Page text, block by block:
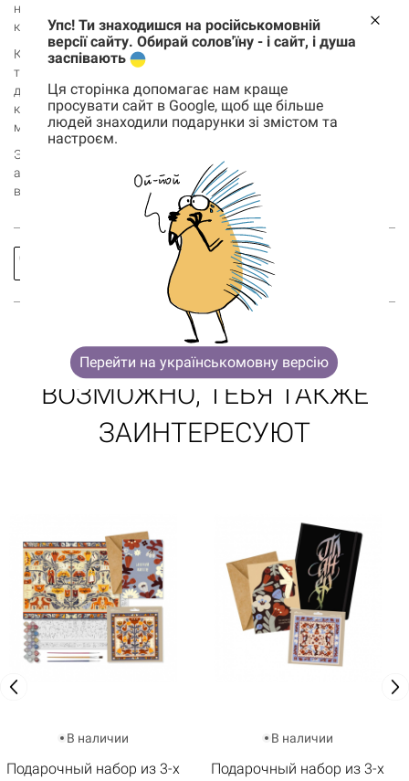
наслаждаться моментом. Этот набор — про время для себя,
красоту процесса и маленькие радости каждый день.
Картина по номерам «Цветочный сон» поможет погрузиться в
творчество и восстановить внутренний баланс. Раннер «Уют»
добавит пространству тепла и эстетики, а открытка «Смакуй
кожну мить» напомнит о важности простых приятных
моментов.
Это подарок для тех, кто ценит спокойствие, творчество и
атмосферу вокруг. Добавляй в корзину, чтобы подарить
вдохновение!
Спросить
про товар
ВОЗМОЖНО, ТЕБЯ ТАКЖЕ
ЗАИНТЕРЕСУЮТ
В наличии
Подарочный набор из 3-х
В наличии
Подарочный набор из 3-х
Упс! Ти знаходишся на російськомовній
версії сайту. Обирай солов'їну - і сайт, і душа
заспівають
Ця сторінка допомагає нам краще
просувати сайт в Google, щоб ще більше
людей знаходили подарунки зі змістом та
настроєм.
Перейти на українськомовну версію
Корзина 0 товары
Корзина пуста